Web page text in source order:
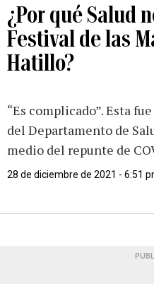
¿Por qué Salud
Festival de las
Hatillo?
“Es complicado”. Esta
del Departamento de
medio del repunte de
28 de diciembre de 2021 - 6:51